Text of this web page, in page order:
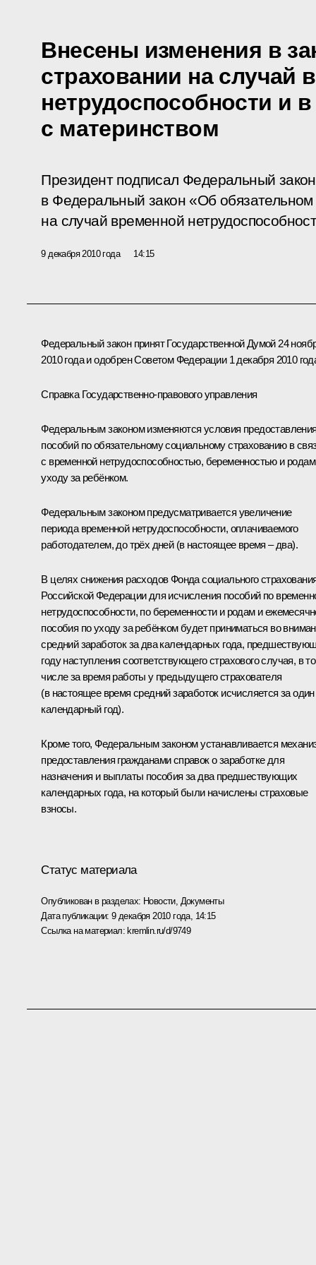
Внесены изменения в
страховании на случай
нетрудоспособности и
с материнством
Президент подписал Федеральный
в Федеральный закон «Об
на случай временной
9 декабря 2010 года 14:15
Федеральный закон принят Государственной Думой 24
2010 года и одобрен Советом Федерации 1 декабря 2010
Справка Государственно-правового управления
Федеральным законом изменяются условия
пособий по обязательному социальному страхованию в
с временной нетрудоспособностью, беременностью и
уходу за ребёнком.
Федеральным законом предусматривается увеличение
периода временной нетрудоспособности, оплачиваемого
работодателем, до трёх дней (в настоящее время – два).
В целях снижения расходов Фонда социального
Российской Федерации для исчисления пособий по
нетрудоспособности, по беременности и родам и
пособия по уходу за ребёнком будет приниматься во
средний заработок за два календарных года,
году наступления соответствующего страхового случая, в
числе за время работы у предыдущего страхователя
(в настоящее время средний заработок исчисляется за один
календарный год).
Кроме того, Федеральным законом устанавливается
предоставления гражданами справок о заработке для
назначения и выплаты пособия за два предшествующих
календарных года, на который были начислены страховые
взносы.
Статус материала
Опубликован в разделах: Новости, Документы
Дата публикации:9 декабря 2010 года, 14:15
Ссылка на материал: kremlin.ru/d/9749